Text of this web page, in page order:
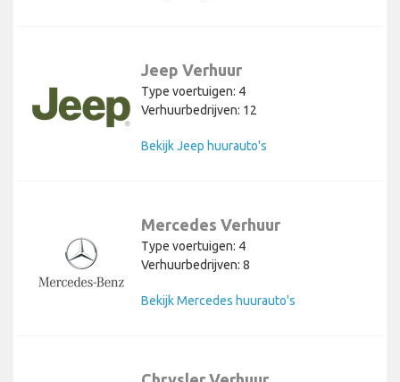
Jeep Verhuur
Type voertuigen: 4
Verhuurbedrijven: 12
Bekijk Jeep huurauto's
Mercedes Verhuur
Type voertuigen: 4
Verhuurbedrijven: 8
Bekijk Mercedes huurauto's